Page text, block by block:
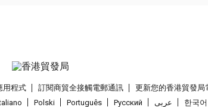
用程式 訂閱商貿全接觸電郵通訊 更新您的香港貿發局
Polski Português Pусский عربى 한국어